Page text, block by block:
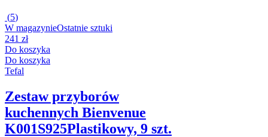
(5)
W magazynieOstatnie sztuki
241 zł
Do koszyka
Do koszyka
Tefal
Zestaw przyborów
kuchennych Bienvenue
K001S925Plastikowy, 9 szt.